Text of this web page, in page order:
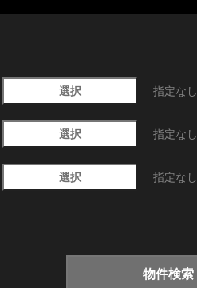
選択 指定なし
選択 指定なし
選択 指定なし
物件検索